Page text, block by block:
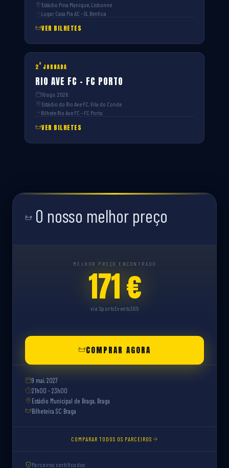
Estádio Pina Manique, Lisbonne
Lugar Casa Pia AC – SL Benfica
VER BILHETES
2ª JORNADA
RIO AVE FC – FC PORTO
16 ago. 2026
Estádio do Rio Ave FC, Vila do Conde
Bilhete Rio Ave FC – FC Porto
VER BILHETES
O nosso melhor preço
MELHOR PREÇO ENCONTRADO
171 €
via SportsEvents365
COMPRAR AGORA
9 mai. 2027
21h00 - 23h00
Estádio Municipal de Braga, Braga
Bilheteira SC Braga
COMPARAR TODOS OS PARCEIROS
Parceiros certificados